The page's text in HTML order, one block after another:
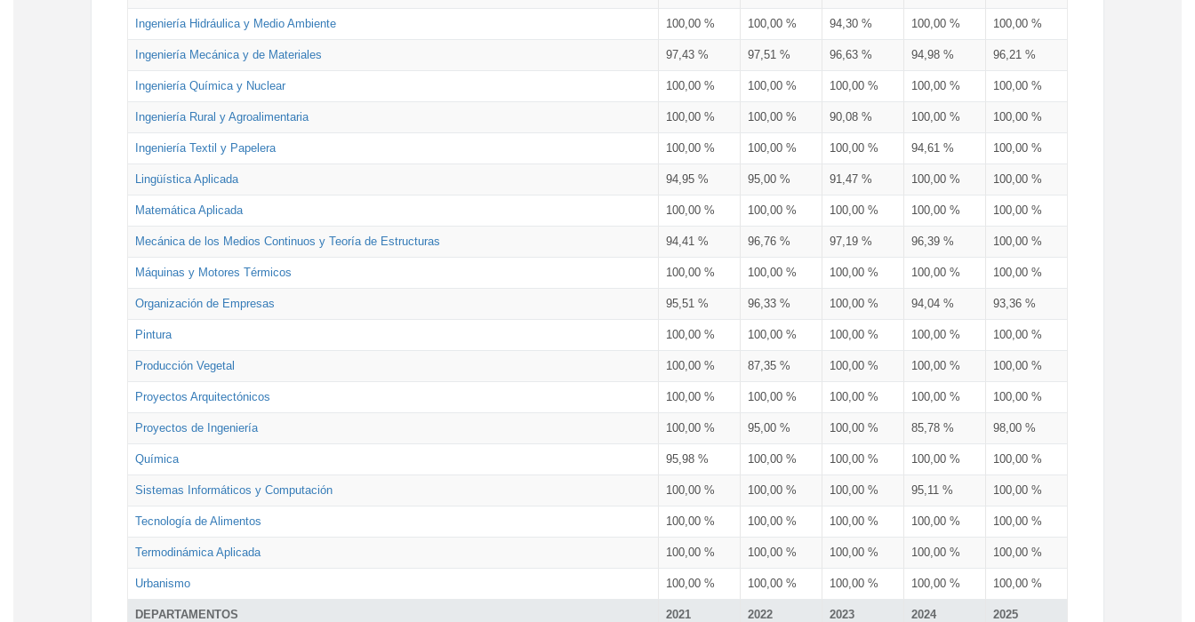
DEPARTAMENTOS 2021 2022 2023 2024 2025
Ingeniería Hidráulica y Medio Ambiente 100,00 % 100,00 % 94,30 % 100,00 % 100,00 %
Ingeniería Mecánica y de Materiales 97,43 % 97,51 % 96,63 % 94,98 % 96,21 %
Ingeniería Química y Nuclear 100,00 % 100,00 % 100,00 % 100,00 % 100,00 %
Ingeniería Rural y Agroalimentaria 100,00 % 100,00 % 90,08 % 100,00 % 100,00 %
Ingeniería Textil y Papelera 100,00 % 100,00 % 100,00 % 94,61 % 100,00 %
Lingüística Aplicada 94,95 % 95,00 % 91,47 % 100,00 % 100,00 %
Matemática Aplicada 100,00 % 100,00 % 100,00 % 100,00 % 100,00 %
Mecánica de los Medios Continuos y Teoría de Estructuras 94,41 % 96,76 % 97,19 % 96,39 % 100,00 %
Máquinas y Motores Térmicos 100,00 % 100,00 % 100,00 % 100,00 % 100,00 %
Organización de Empresas 95,51 % 96,33 % 100,00 % 94,04 % 93,36 %
Pintura 100,00 % 100,00 % 100,00 % 100,00 % 100,00 %
Producción Vegetal 100,00 % 87,35 % 100,00 % 100,00 % 100,00 %
Proyectos Arquitectónicos 100,00 % 100,00 % 100,00 % 100,00 % 100,00 %
Proyectos de Ingeniería 100,00 % 95,00 % 100,00 % 85,78 % 98,00 %
Química 95,98 % 100,00 % 100,00 % 100,00 % 100,00 %
Sistemas Informáticos y Computación 100,00 % 100,00 % 100,00 % 95,11 % 100,00 %
Tecnología de Alimentos 100,00 % 100,00 % 100,00 % 100,00 % 100,00 %
Termodinámica Aplicada 100,00 % 100,00 % 100,00 % 100,00 % 100,00 %
Urbanismo 100,00 % 100,00 % 100,00 % 100,00 % 100,00 %